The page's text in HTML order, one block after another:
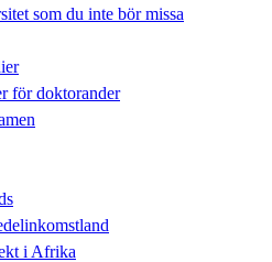
som du inte bör missa
för doktorander
i Afrika